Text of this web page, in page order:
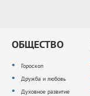
ОБЩЕСТВО
Гороскоп
Дружба и любовь
Духовное развитие